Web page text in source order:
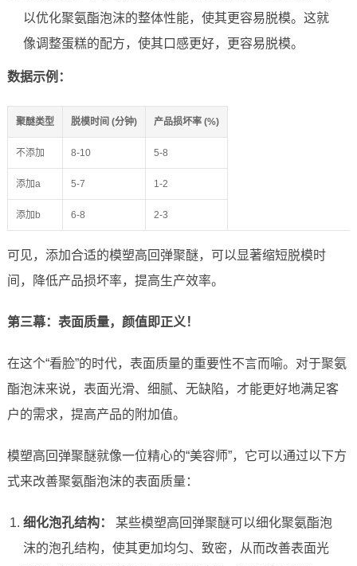
以优化聚氨酯泡沫的整体性能，使其更容易脱模。这就
像调整蛋糕的配方，使其口感更好，更容易脱模。
数据示例：
聚醚类型 脱模时间 (分钟) 产品损坏率 (%)
不添加 8-10 5-8
添加a 5-7 1-2
添加b 6-8 2-3
可见，添加合适的模塑高回弹聚醚，可以显著缩短脱模时
间，降低产品损坏率，提高生产效率。
第三幕：表面质量，颜值即正义！
在这个“看脸”的时代，表面质量的重要性不言而喻。对于聚氨
酯泡沫来说，表面光滑、细腻、无缺陷，才能更好地满足客
户的需求，提高产品的附加值。
模塑高回弹聚醚就像一位精心的“美容师”，它可以通过以下方
式来改善聚氨酯泡沫的表面质量：
细化泡孔结构：
某些模塑高回弹聚醚可以细化聚氨酯泡
沫的泡孔结构，使其更加均匀、致密，从而改善表面光